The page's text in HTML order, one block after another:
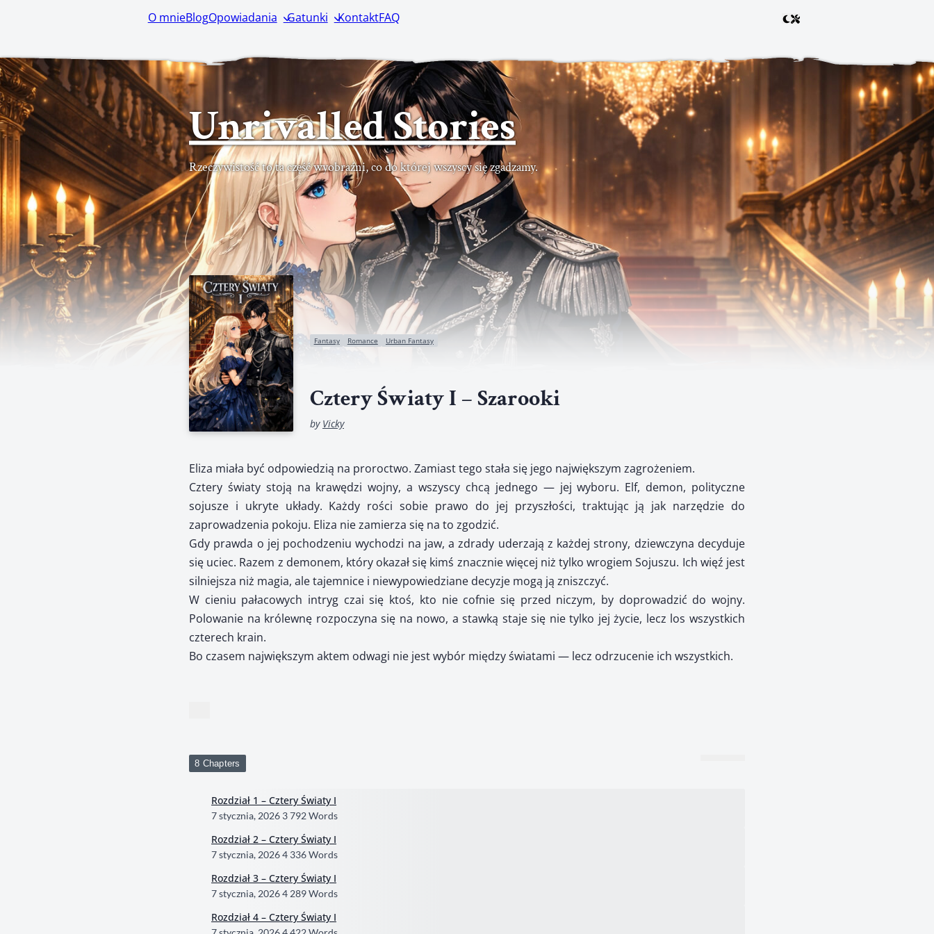
O mnieBlogOpowiadania Gatunki KontaktFAQ
Unrivalled Stories
Rzeczywistość to ta część wyobraźni, co do której wszyscy się zgadzamy.
Fantasy Romance Urban Fantasy
Cztery Światy I – Szarooki
by Vicky
Eliza miała być odpowiedzią na proroctwo. Zamiast tego stała się jego największym zagrożeniem.
Cztery światy stoją na krawędzi wojny, a wszyscy chcą jednego — jej wyboru. Elf, demon, polityczne
sojusze i ukryte układy. Każdy rości sobie prawo do jej przyszłości, traktując ją jak narzędzie do
zaprowadzenia pokoju. Eliza nie zamierza się na to zgodzić.
Gdy prawda o jej pochodzeniu wychodzi na jaw, a zdrady uderzają z każdej strony, dziewczyna decyduje
się uciec. Razem z demonem, który okazał się kimś znacznie więcej niż tylko wrogiem Sojuszu. Ich więź jest
silniejsza niż magia, ale tajemnice i niewypowiedziane decyzje mogą ją zniszczyć.
W cieniu pałacowych intryg czai się ktoś, kto nie cofnie się przed niczym, by doprowadzić do wojny.
Polowanie na królewnę rozpoczyna się na nowo, a stawką staje się nie tylko jej życie, lecz los wszystkich
czterech krain.
Bo czasem największym aktem odwagi nie jest wybór między światami — lecz odrzucenie ich wszystkich.
8 Chapters
Rozdział 1 – Cztery Światy I
7 stycznia, 2026 3 792 Words
Rozdział 2 – Cztery Światy I
7 stycznia, 20264 336 Words
Rozdział 3 – Cztery Światy I
7 stycznia, 20264 289 Words
Rozdział 4 – Cztery Światy I